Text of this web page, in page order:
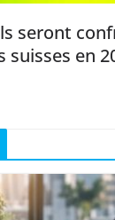
seront
suisses en